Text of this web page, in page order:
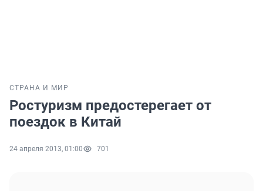
СТРАНА И МИР
Ростуризм предостерегает от
поездок в Китай
24 апреля 2013, 01:00 701